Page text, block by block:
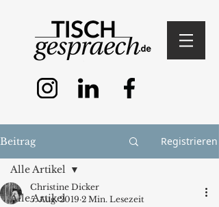
Beitrag Registrieren
Alle Artikel
Alle Artikel
Christine Dicker
5. Aug. 2019 2 Min. Lesezeit